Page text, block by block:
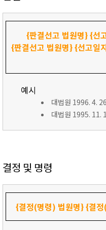
{판결선고 법원명}{선
{판결선고 법원명}{선고일
예시
대법원 1996. 4.
대법원 1995. 11.
결정 및 명령
{결정(명령) 법원명}{결